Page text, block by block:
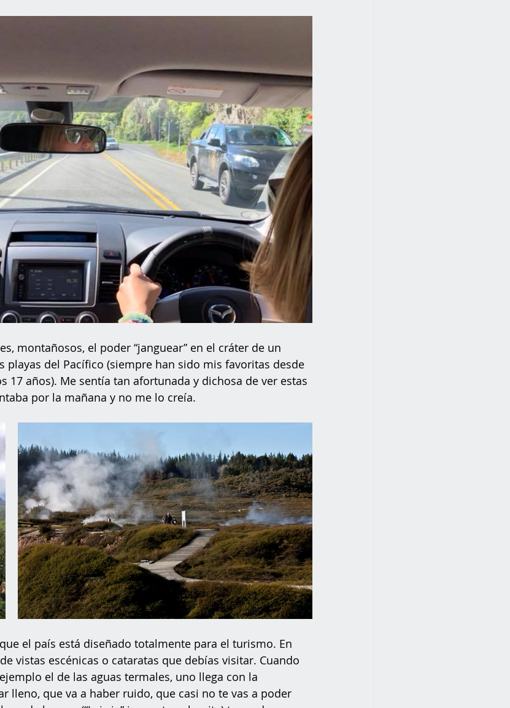
montañosos, el poder “janguear” en el cráter de un
playas del Pacífico (siempre han sido mis favoritas desde
17 años). Me sentía tan afortunada y dichosa de ver estas
por la mañana y no me lo creía.
el país está diseñado totalmente para el turismo. En
vistas escénicas o cataratas que debías visitar. Cuando
el de las aguas termales, uno llega con la
lleno, que va a haber ruido, que casi no te vas a poder